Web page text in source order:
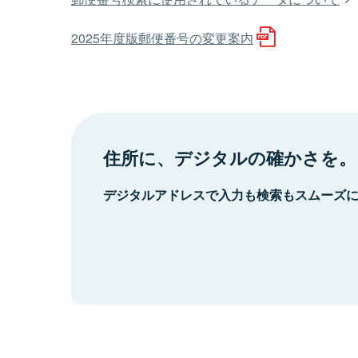
2025年度版郵便番号の変更案内
住所に、デジタルの確かさを。
デジタルアドレスで入力も検索もスムーズ